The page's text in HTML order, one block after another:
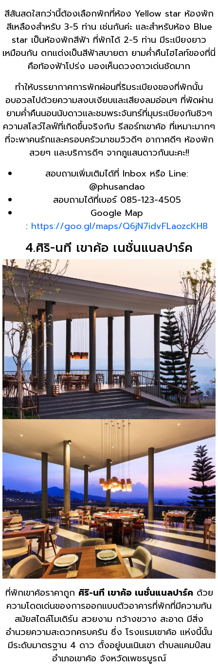
สีสันสดใสกว่านี้ต้องเลือกพักที่ห้อง Yellow star ห้องพัก
สีเหลืองสำหรับ 3-5 ท่าน เช่นกันค่ะ และสำหรับห้อง Blue
star เป็นห้องพักสีฟ้า ที่พักได้ 2-5 ท่าน มีระเบียงยาว
เหมือนกัน ตกแต่งเป็นสีฟ้าสบายตา ยามค่ำคืนไฮไลท์ของที่นี่
คือท้องฟ้าโปร่ง มองเห็นดวงดาวเด่นชัดมาก
ทำให้บรรยากาศการพักผ่อนที่ริมระเบียงของที่พักนั้น
อบอวลไปด้วยความสงบเงียบและเสียงลมอ่อนๆ ที่พัดผ่าน
ยามค่ำคืนนอนนับดาวและชมพระจันทร์ที่มุมระเบียงกันชิวๆ
ความสโลว์ไลฟ์ที่เกิดขึ้นจริงกับ รีสอร์ทเขาค้อ ที่เหมาะมากๆ
ที่จะพาคนรักและครอบครัวมาชมวิวดีๆ อากาศดีๆ ห้องพัก
สวยๆ และบริการดีๆ จากภูแสนดาวกันนะคะ!!
สอบถามเพิ่มเติมได้ที่ Inbox หรือ Line:
@phusandao
สอบถามได้ที่เบอร์ 085-123-4505
Google Map
: https://goo.gl/maps/Q6jN7idvFLaozcKH8
4.ศิริ-นที เขาค้อ เนชั่นแนลปาร์ค
ที่พักเขาค้อราคาถูก ศิริ-นที เขาค้อ เนชั่นแนลปาร์คด้วย
ความโดดเด่นของการออกแบบตัวอาคารที่พักที่มีความทัน
สมัยสไตล์โมเดิร์น สวยงาม กว้างขวาง สะอาด มีสิ่ง
อำนวยความสะดวกครบครัน ซึ่ง โรงแรมเขาค้อ แห่งนี้นั้น
มีระดับมาตรฐาน 4 ดาว ตั้งอยู่บนเนินเขา ตำบลแคมป์สน
อำเภอเขาค้อ จังหวัดเพชรบูรณ์